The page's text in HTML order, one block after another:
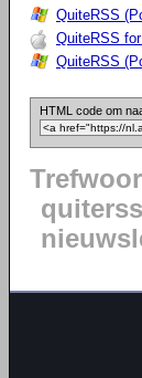
QuiteRSS
QuiteRSS
QuiteRSS
HTML code om
quiterss